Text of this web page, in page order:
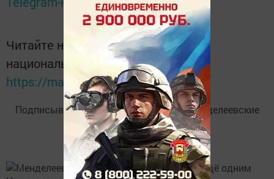
Читайте новости Татарстана в
национальном мессенджере MАХ:
https://max.ru/tatmedia
Подписывайтесь наTelegram-канал«Менделеевские
новости»